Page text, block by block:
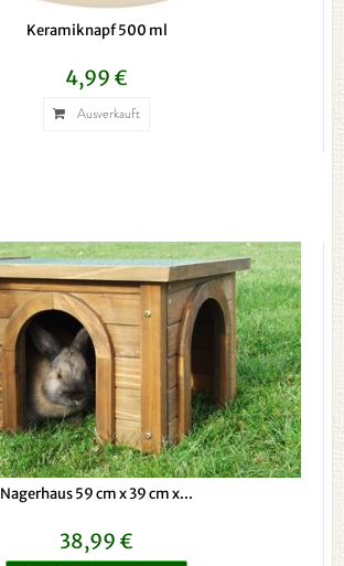
Keramiknapf 500 ml
4,99 €
Ausverkauft
Nagerhaus 59 cm x 39 cm x...
38,99 €